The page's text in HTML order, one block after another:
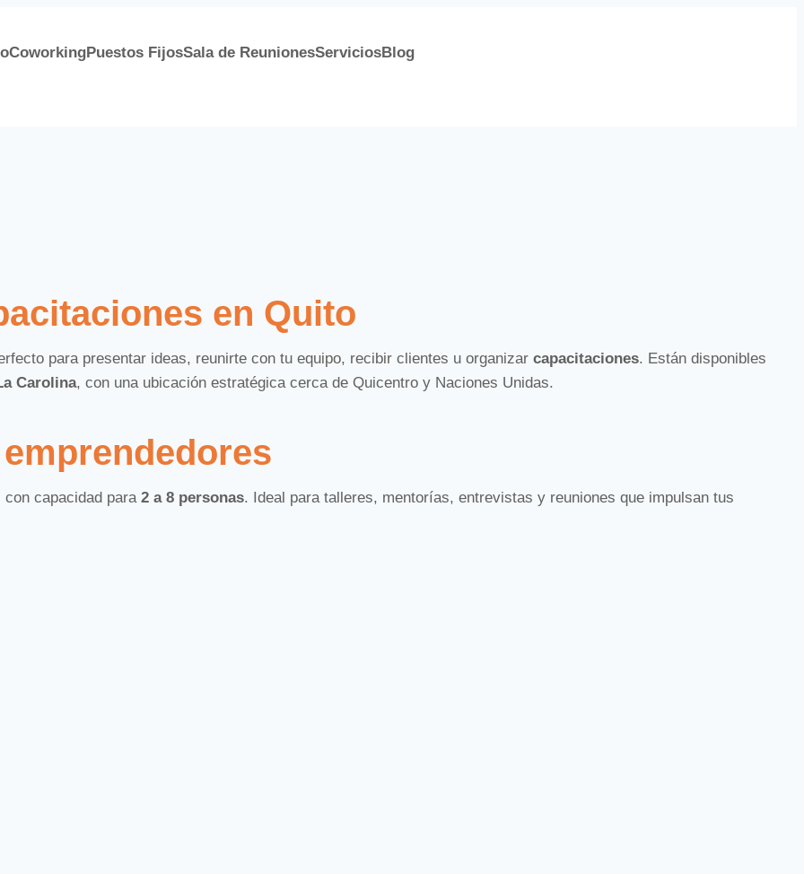
CoworkingPuestos FijosSala de ReunionesServiciosBlog
hamburguesa
en Quito
para presentar ideas, reunirte con tu equipo, recibir clientes u organizar capacitaciones. Están disponibles
Carolina, con una ubicación estratégica cerca de Quicentro y Naciones Unidas.
con capacidad para 2 a 8 personas. Ideal para talleres, mentorías, entrevistas y reuniones que impulsan tus